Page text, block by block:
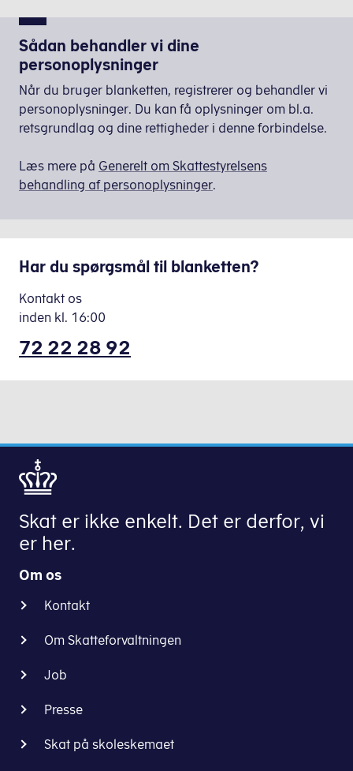
Sådan behandler vi dine
personoplysninger
Når du bruger blanketten, registrerer og behandler vi
personoplysninger. Du kan få oplysninger om bl.a.
retsgrundlag og dine rettigheder i denne forbindelse.
Læs mere på Generelt om Skattestyrelsens
behandling af personoplysninger.
Har du spørgsmål til blanketten?
Kontakt os
inden kl. 16:00
72 22 28 92
Skat er ikke enkelt. Det er derfor, vi
er her.
Om os
Kontakt
Om Skatteforvaltningen
Job
Presse
Skat på skoleskemaet